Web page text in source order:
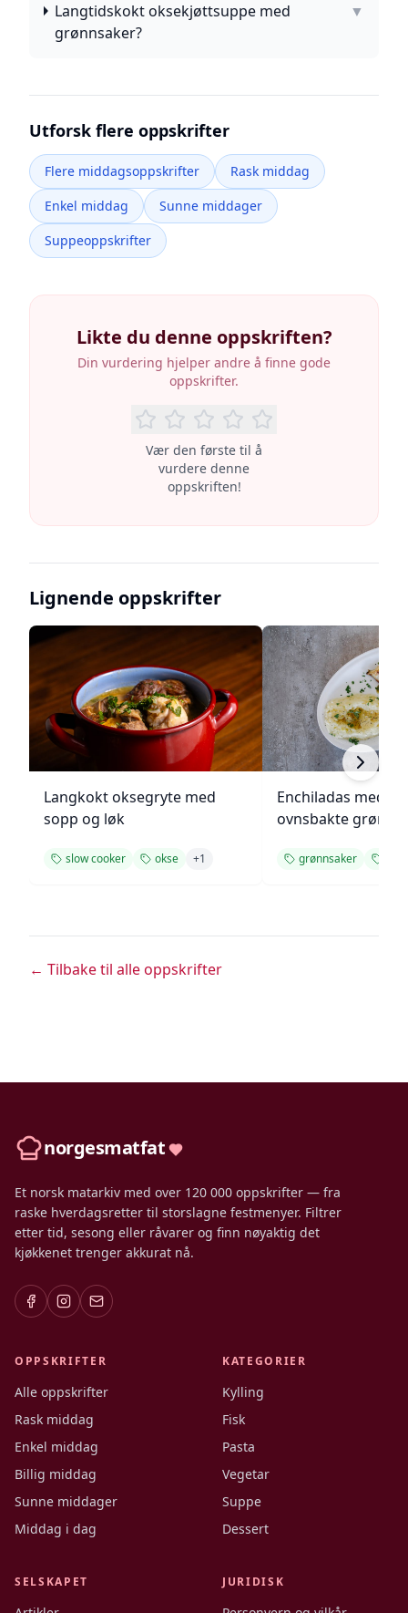
Langtidskokt oksekjøttsuppe med
grønnsaker?
▼
Utforsk flere oppskrifter
Flere middagsoppskrifter
Rask middag
Enkel middag
Sunne middager
Suppeoppskrifter
Likte du denne oppskriften?
Din vurdering hjelper andre å finne gode
oppskrifter.
Vær den første til å
vurdere denne
oppskriften!
Lignende oppskrifter
Langkokt oksegryte med
sopp og løk
slow cooker okse +1
Enchiladas med
ovnsbakte
grønnsaker
← Tilbake til alle oppskrifter
norgesmatfat
Et norsk matarkiv med over 120 000 oppskrifter — fra
raske hverdagsretter til storslagne festmenyer. Filtrer
etter tid, sesong eller råvarer og finn nøyaktig det
kjøkkenet trenger akkurat nå.
OPPSKRIFTER
Alle oppskrifter
Rask middag
Enkel middag
Billig middag
Sunne middager
Middag i dag
KATEGORIER
Kylling
Fisk
Pasta
Vegetar
Suppe
Dessert
SELSKAPET JURIDISK